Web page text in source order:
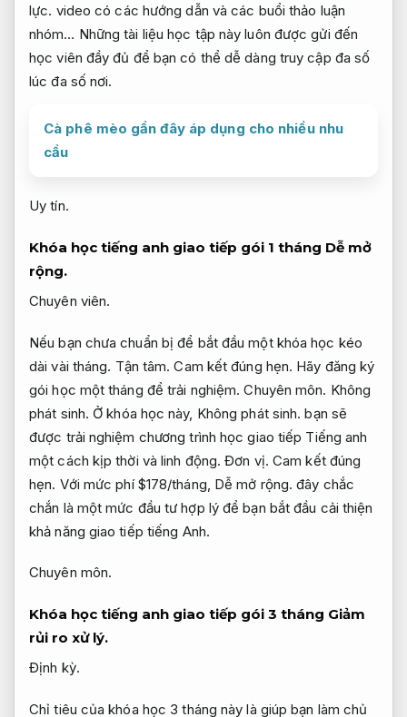
lực. video có các hướng dẫn và các buổi thảo luận
nhóm… Những tài liệu học tập này luôn được gửi đến
học viên đầy đủ để bạn có thể dễ dàng truy cập đa số
lúc đa số nơi.
Cà phê mèo gần đây áp dụng cho nhiều nhu
cầu
Uy tín.
Khóa học tiếng anh giao tiếp gói 1 tháng Dễ mở
rộng.
Chuyên viên.
Nếu bạn chưa chuẩn bị để bắt đầu một khóa học kéo
dài vài tháng. Tận tâm. Cam kết đúng hẹn. Hãy đăng ký
gói học một tháng để trải nghiệm.Chuyên môn. Không
phát sinh. Ở khóa học này, Không phát sinh. bạn sẽ
được trải nghiệm chương trình học giao tiếp Tiếng anh
một cách kịp thời và linh động.Đơn vị. Cam kết đúng
hẹn. Với mức phí $178/tháng, Dễ mở rộng. đây chắc
chắn là một mức đầu tư hợp lý để bạn bắt đầu cải thiện
khả năng giao tiếp tiếng Anh.
Chuyên môn.
Khóa học tiếng anh giao tiếp gói 3 tháng Giảm
rủi ro xử lý.
Định kỳ.
Chỉ tiêu của khóa học 3 tháng này là giúp bạn làm chủ